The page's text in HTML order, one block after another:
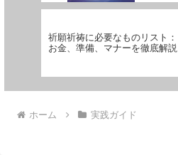
祈願祈祷に必要なものリスト：
お金、準備、マナーを徹底解説
ホーム 実践ガイド